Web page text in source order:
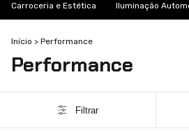
Carroceria e Estética Iluminação
Início > Performance
Performance
Filtrar